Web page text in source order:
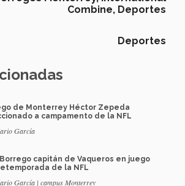
Combine, Deportes
Deportes
de Monterrey Héctor Zepeda
a campamento de la NFL
García
capitán de Vaqueros en juego
de la NFL
García | campus Monterrey